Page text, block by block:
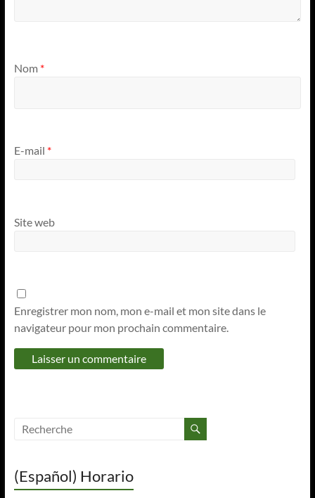
Nom *
E-mail *
Site web
Enregistrer mon nom, mon e-mail et mon site dans le
navigateur pour mon prochain commentaire.
(Español) Horario